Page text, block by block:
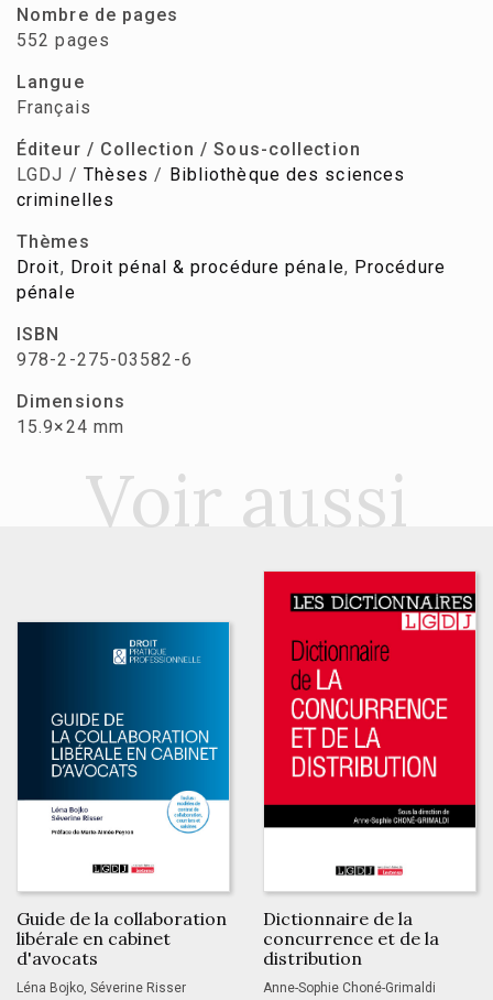
Nombre de pages
552 pages
Langue
Français
Éditeur / Collection / Sous-collection
LGDJ / Thèses / Bibliothèque des sciences
criminelles
Thèmes
Droit, Droit pénal & procédure pénale, Procédure
pénale
ISBN
978-2-275-03582-6
Dimensions
15.9×24 mm
Voir aussi
Guide de la collaboration
libérale en cabinet
d'avocats
Léna Bojko, Séverine Risser
Dictionnaire de la
concurrence et de la
distribution
Anne-Sophie Choné-Grimaldi